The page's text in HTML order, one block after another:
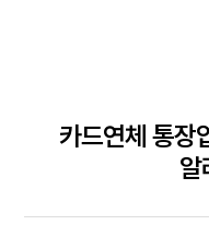
카드연체 통장
알